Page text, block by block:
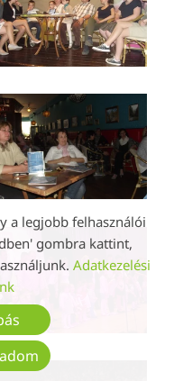
a legjobb felhasználói
gombra kattint,
Adatkezelési